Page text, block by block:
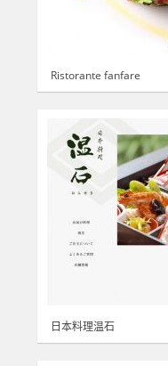
Ristorante fanfare
日本料理温石